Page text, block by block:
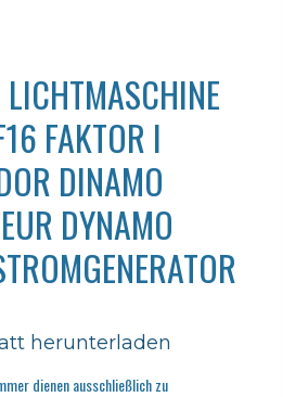
FAKTOR I
DINAMO
DYNAMO
herunterladen
dienen ausschließlich zu